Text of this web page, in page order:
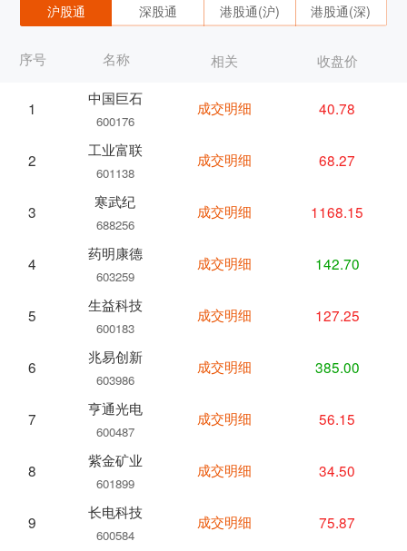
沪股通 深股通 港股通(沪) 港股通(深)
序号 名称
1
中国巨石
600176
2
工业富联
601138
3
寒武纪
688256
4
药明康德
603259
5
生益科技
600183
6
兆易创新
603986
7
亨通光电
600487
8
紫金矿业
601899
9
长电科技
600584
相关 收盘价
成交明细 40.78
成交明细 68.27
成交明细 1168.15
成交明细 142.70
成交明细 127.25
成交明细 385.00
成交明细 56.15
成交明细 34.50
成交明细 75.87